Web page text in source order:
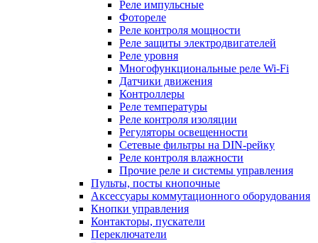
Реле импульсные
Фотореле
Реле контроля мощности
Реле защиты электродвигателей
Реле уровня
Многофункциональные реле Wi-Fi
Датчики движения
Контроллеры
Реле температуры
Реле контроля изоляции
Регуляторы освещенности
Сетевые фильтры на DIN-рейку
Реле контроля влажности
Прочие реле и системы управления
Пульты, посты кнопочные
Аксессуары коммутационного оборудования
Кнопки управления
Контакторы, пускатели
Переключатели